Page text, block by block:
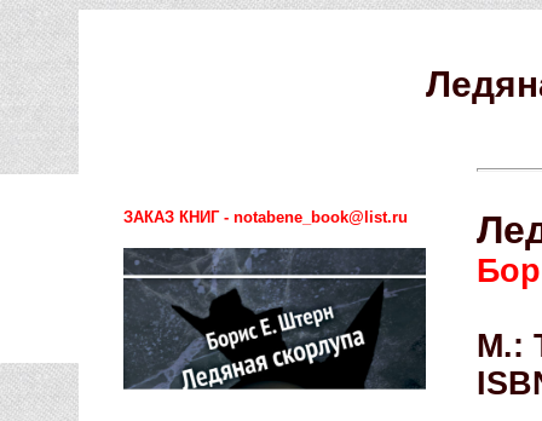
ЗАКАЗ КНИГ - notabene_book@list.ru
М.: